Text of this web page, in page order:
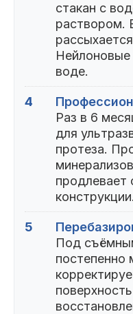
стакан с
раствором.
Нейлоновые
воде.
4
Раз в 6
для
протеза.
продлевает
конструкции.
5
Под
постепенно